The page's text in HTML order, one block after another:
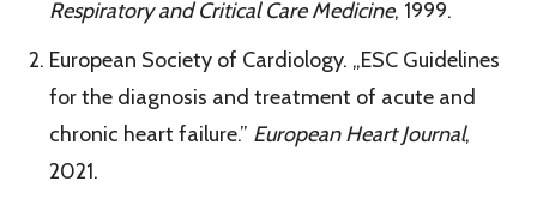
Respiratory and Critical Care Medicine, 1999.
European Society of Cardiology. „ESC Guidelines
for the diagnosis and treatment of acute and
chronic heart failure.” European Heart Journal,
2021.